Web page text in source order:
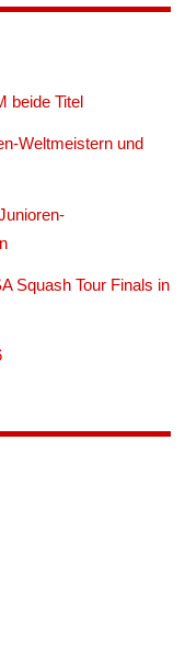
beide Titel
Weltmeistern und
Squash Tour Finals in